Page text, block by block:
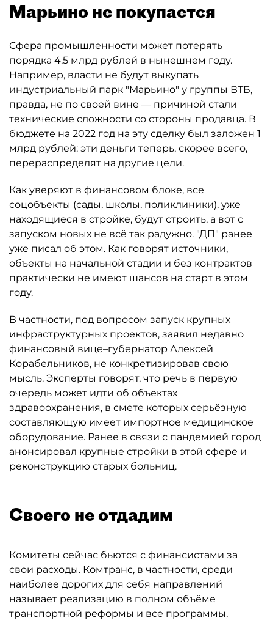
Марьино не покупается
Сфера промышленности может потерять
порядка 4,5 млрд рублей в нынешнем году.
Например, власти не будут выкупать
индустриальный парк "Марьино" у группы ВТБ,
правда, не по своей вине — причиной стали
технические сложности со стороны продавца. В
бюджете на 2022 год на эту сделку был заложен 1
млрд рублей: эти деньги теперь, скорее всего,
перераспределят на другие цели.
Как уверяют в финансовом блоке, все
соцобъекты (сады, школы, поликлиники), уже
находящиеся в стройке, будут строить, а вот с
запуском новых не всё так радужно. "ДП" ранее
уже писал об этом. Как говорят источники,
объекты на начальной стадии и без контрактов
практически не имеют шансов на старт в этом
году.
В частности, под вопросом запуск крупных
инфраструктурных проектов, заявил недавно
финансовый вице–губернатор Алексей
Корабельников, не конкретизировав свою
мысль. Эксперты говорят, что речь в первую
очередь может идти об объектах
здравоохранения, в смете которых серьёзную
составляющую имеет импортное медицинское
оборудование. Ранее в связи с пандемией город
анонсировал крупные стройки в этой сфере и
реконструкцию старых больниц.
Своего не отдадим
Комитеты сейчас бьются с финансистами за
свои расходы. Комтранс, в частности, среди
наиболее дорогих для себя направлений
называет реализацию в полном объёме
транспортной реформы и все программы,